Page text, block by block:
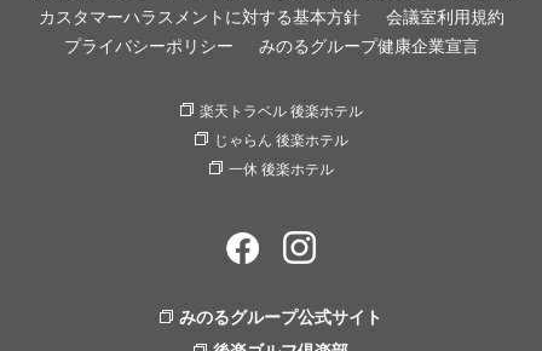
カスタマーハラスメントに対する基本方針
会議室利用規約
プライバシーポリシー
みのるグループ健康企業宣言
楽天トラベル 後楽ホテル
じゃらん 後楽ホテル
一休 後楽ホテル
みのるグループ公式サイト